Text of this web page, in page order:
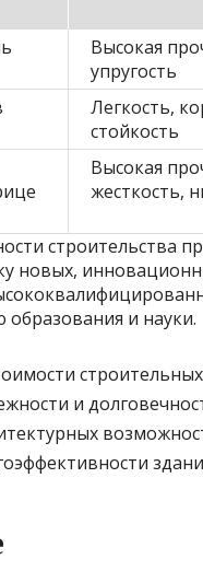
Высокая
упругость
Легкость,
стойкость
Высокая
жесткость,
строительства
новых,
образования и науки.
и